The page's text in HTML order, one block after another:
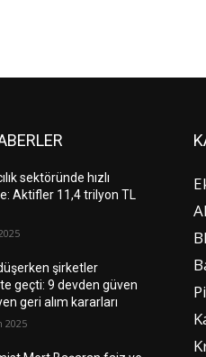
sektöründe hızlı
Aktifler 11,4 trilyon TL
şirketler
geçti: 9 devden güven
geri alım kararları
2025